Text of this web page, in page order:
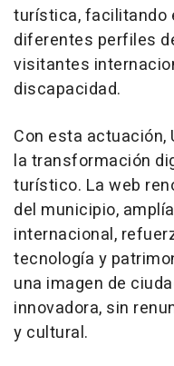
turística, facilitando
diferentes perfiles
visitantes
discapacidad.
Con esta actuación,
la transformación
turístico. La web
del municipio,
internacional,
tecnología y
una imagen de
innovadora, sin
y cultural.